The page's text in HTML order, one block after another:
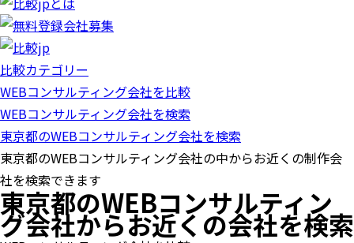
比較カテゴリー
WEBコンサルティング会社を比較
WEBコンサルティング会社を検索
東京都のWEBコンサルティング会社を検索
東京都のWEBコンサルティング会社の中からお近くの制作会
社を検索できます
東京都のWEBコンサルティン
グ会社からお近くの会社を検索